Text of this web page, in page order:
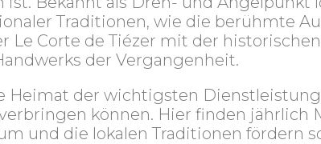
Traditionen, wie die berühmte
Corte de Tiézer mit der
der Vergangenheit.
Heimat der wichtigsten
können. Hier finden jährlich
und die lokalen Traditionen fördern